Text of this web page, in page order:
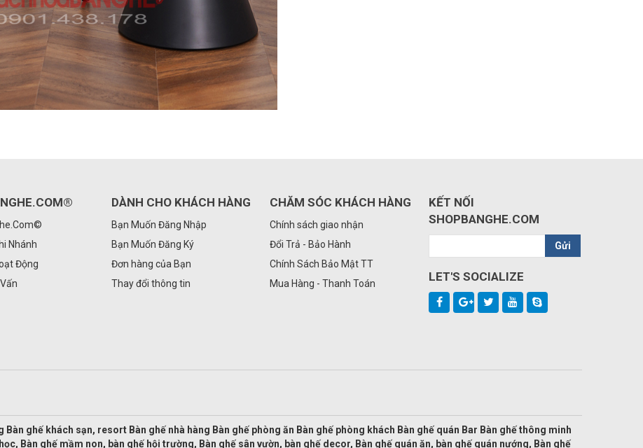
Nhánh
Động
DÀNH CHO KHÁCH HÀNG
Bạn Muốn Đăng Nhập
Bạn Muốn Đăng Ký
Đơn hàng của Bạn
Thay đổi thông tin
CHĂM SÓC KHÁCH HÀNG
Chính sách giao nhận
Đổi Trả - Bảo Hành
Chính Sách Bảo Mật TT
Mua Hàng - Thanh Toán
KẾT NỐI
SHOPBANGHE.COM
Gửi
LET'S SOCIALIZE
Bàn ghế khách sạn, resort Bàn ghế nhà hàng Bàn ghế phòng ăn Bàn ghế phòng khách Bàn ghế quán Bar Bàn ghế thông minh
Bàn ghế mầm non, bàn ghế hội trường, Bàn ghế sân vườn, bàn ghế decor, Bàn ghế quán ăn, bàn ghế quán nướng, Bàn ghế